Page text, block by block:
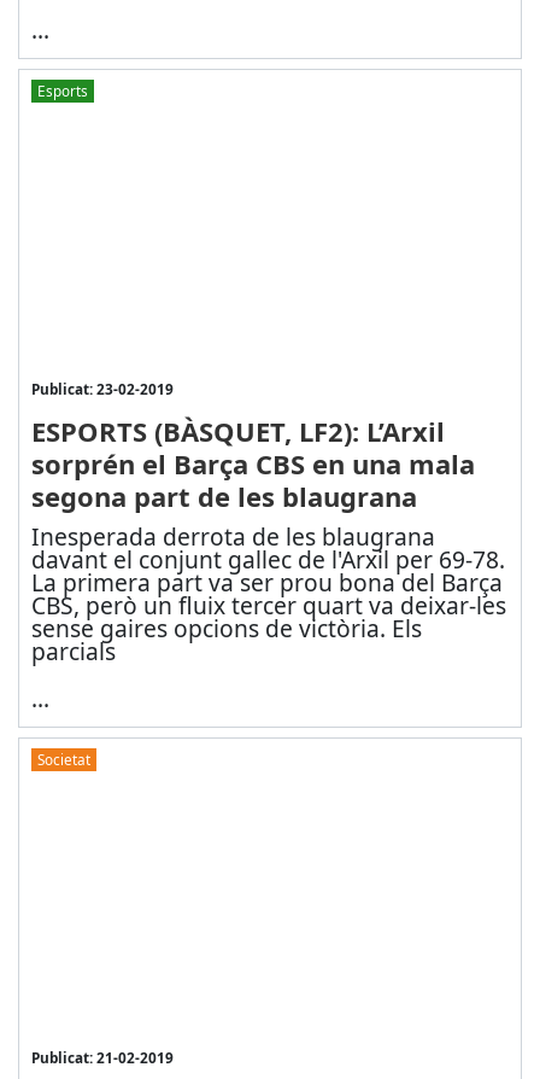
...
Esports
Publicat: 23-02-2019
ESPORTS (BÀSQUET, LF2): L’Arxil
sorprén el Barça CBS en una mala
segona part de les blaugrana
Inesperada derrota de les blaugrana
davant el conjunt gallec de l'Arxil per 69-78.
La primera part va ser prou bona del Barça
CBS, però un fluix tercer quart va deixar-les
sense gaires opcions de victòria. Els
parcials
...
Societat
Publicat: 21-02-2019